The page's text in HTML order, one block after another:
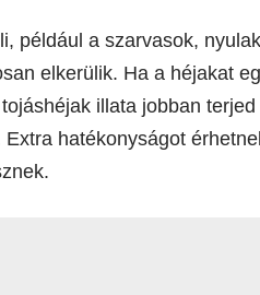
például a szarvasok,
elkerülik. Ha a héjakat
illata jobban terjed
hatékonyságot